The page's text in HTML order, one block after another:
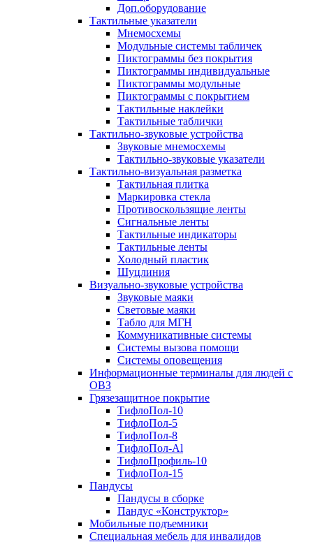
Доп.оборудование
Тактильные указатели
Мнемосхемы
Модульные системы табличек
Пиктограммы без покрытия
Пиктограммы индивидуальные
Пиктограммы модульные
Пиктограммы с покрытием
Тактильные наклейки
Тактильные таблички
Тактильно-звуковые устройства
Звуковые мнемосхемы
Тактильно-звуковые указатели
Тактильно-визуальная разметка
Тактильная плитка
Маркировка стекла
Противоскользящие ленты
Сигнальные ленты
Тактильные индикаторы
Тактильные ленты
Холодный пластик
Шуцлиния
Визуально-звуковые устройства
Звуковые маяки
Световые маяки
Табло для МГН
Коммуникативные системы
Системы вызова помощи
Системы оповещения
Информационные терминалы для людей с
ОВЗ
Грязезащитное покрытие
ТифлоПол-10
ТифлоПол-5
ТифлоПол-8
ТифлоПол-Al
ТифлоПрофиль-10
ТифлоПол-15
Пандусы
Пандусы в сборке
Пандус «Конструктор»
Мобильные подъемники
Специальная мебель для инвалидов